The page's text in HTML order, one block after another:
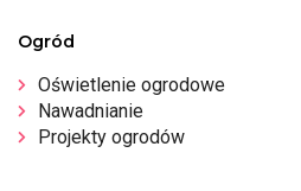
Ogród
Oświetlenie ogrodowe
Nawadnianie
Projekty ogrodów